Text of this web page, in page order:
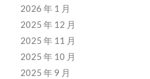
2026 年 1 月
2025 年 12 月
2025 年 11 月
2025 年 10 月
2025 年 9 月